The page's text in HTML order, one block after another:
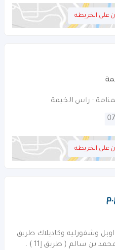
على الخريطه
- راس الخيمة
على الخريطه
وشفورليه وكاديلاك طريق
الشيخ محمد بن سالم ( طريق إ11 ) .